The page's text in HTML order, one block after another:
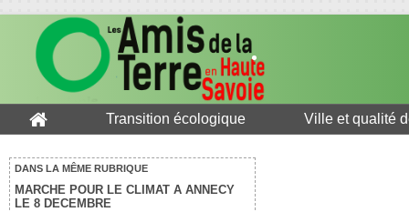
Transition écologique Ville et qualité
DANS LA MÊME RUBRIQUE
MARCHE POUR LE CLIMAT A ANNECY
LE 8 DECEMBRE